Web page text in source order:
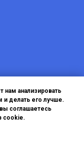
данных
анализировать
и делать его лучше.
соглашаетесь
cookie.